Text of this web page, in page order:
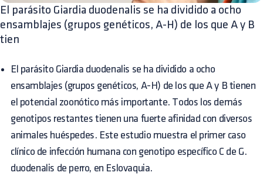
El parásito Giardia duodenalis se ha dividido a ocho
ensamblajes (grupos genéticos, A-H) de los que A y B
tien
El parásito Giardia duodenalis se ha dividido a ocho
ensamblajes (grupos genéticos, A-H) de los que A y B tienen
el potencial zoonótico más importante. Todos los demás
genotipos restantes tienen una fuerte afinidad con diversos
animales huéspedes. Este estudio muestra el primer caso
clínico de infección humana con genotipo específico C de G.
duodenalis de perro, en Eslovaquia.